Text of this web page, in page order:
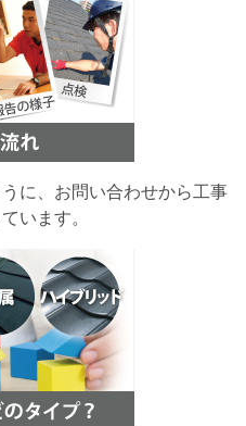
に、お問い合わせから工事
います。